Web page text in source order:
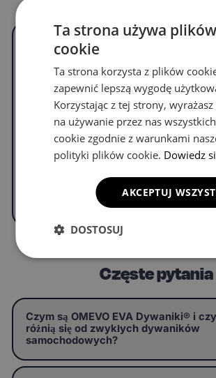
Nie znalazłeś Twojego
modelu samochodu?
Ogarniemy!
Napisz do nas, by uzyskać informacje o
dywanikach do swojego modelu.
WYPEŁNIJ FORMULARZ
Częste pytania
Czym są OMEVO EVA Dywaniki® i
różnią się od zwykłych dywaników
samochodowych?
Ta strona używa plików
cookie
Ta strona korzysta z plików
zapewnić lepszą wygodę
Korzystając z tej strony, wyrażasz
na używanie przez nas
cookie zgodnie z warunkami
polityki plików cookie. Dowiedz
AKCEPTUJ
DOSTOSUJ